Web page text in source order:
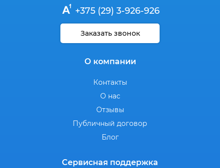
+375 (29) 3-926-926
Заказать звонок
О компании
Контакты
О нас
Отзывы
Публичный договор
Блог
Сервисная поддержка